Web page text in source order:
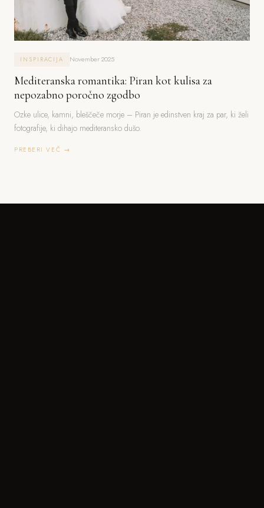
INSPIRACIJA November 2025
Mediteranska romantika: Piran kot kulisa za
nepozabno poročno zgodbo
Ozke ulice, kamni, bleščeče morje – Piran je edinstven kraj za par, ki želi
fotografije, ki dihajo mediteransko dušo.
PREBERI VEČ →